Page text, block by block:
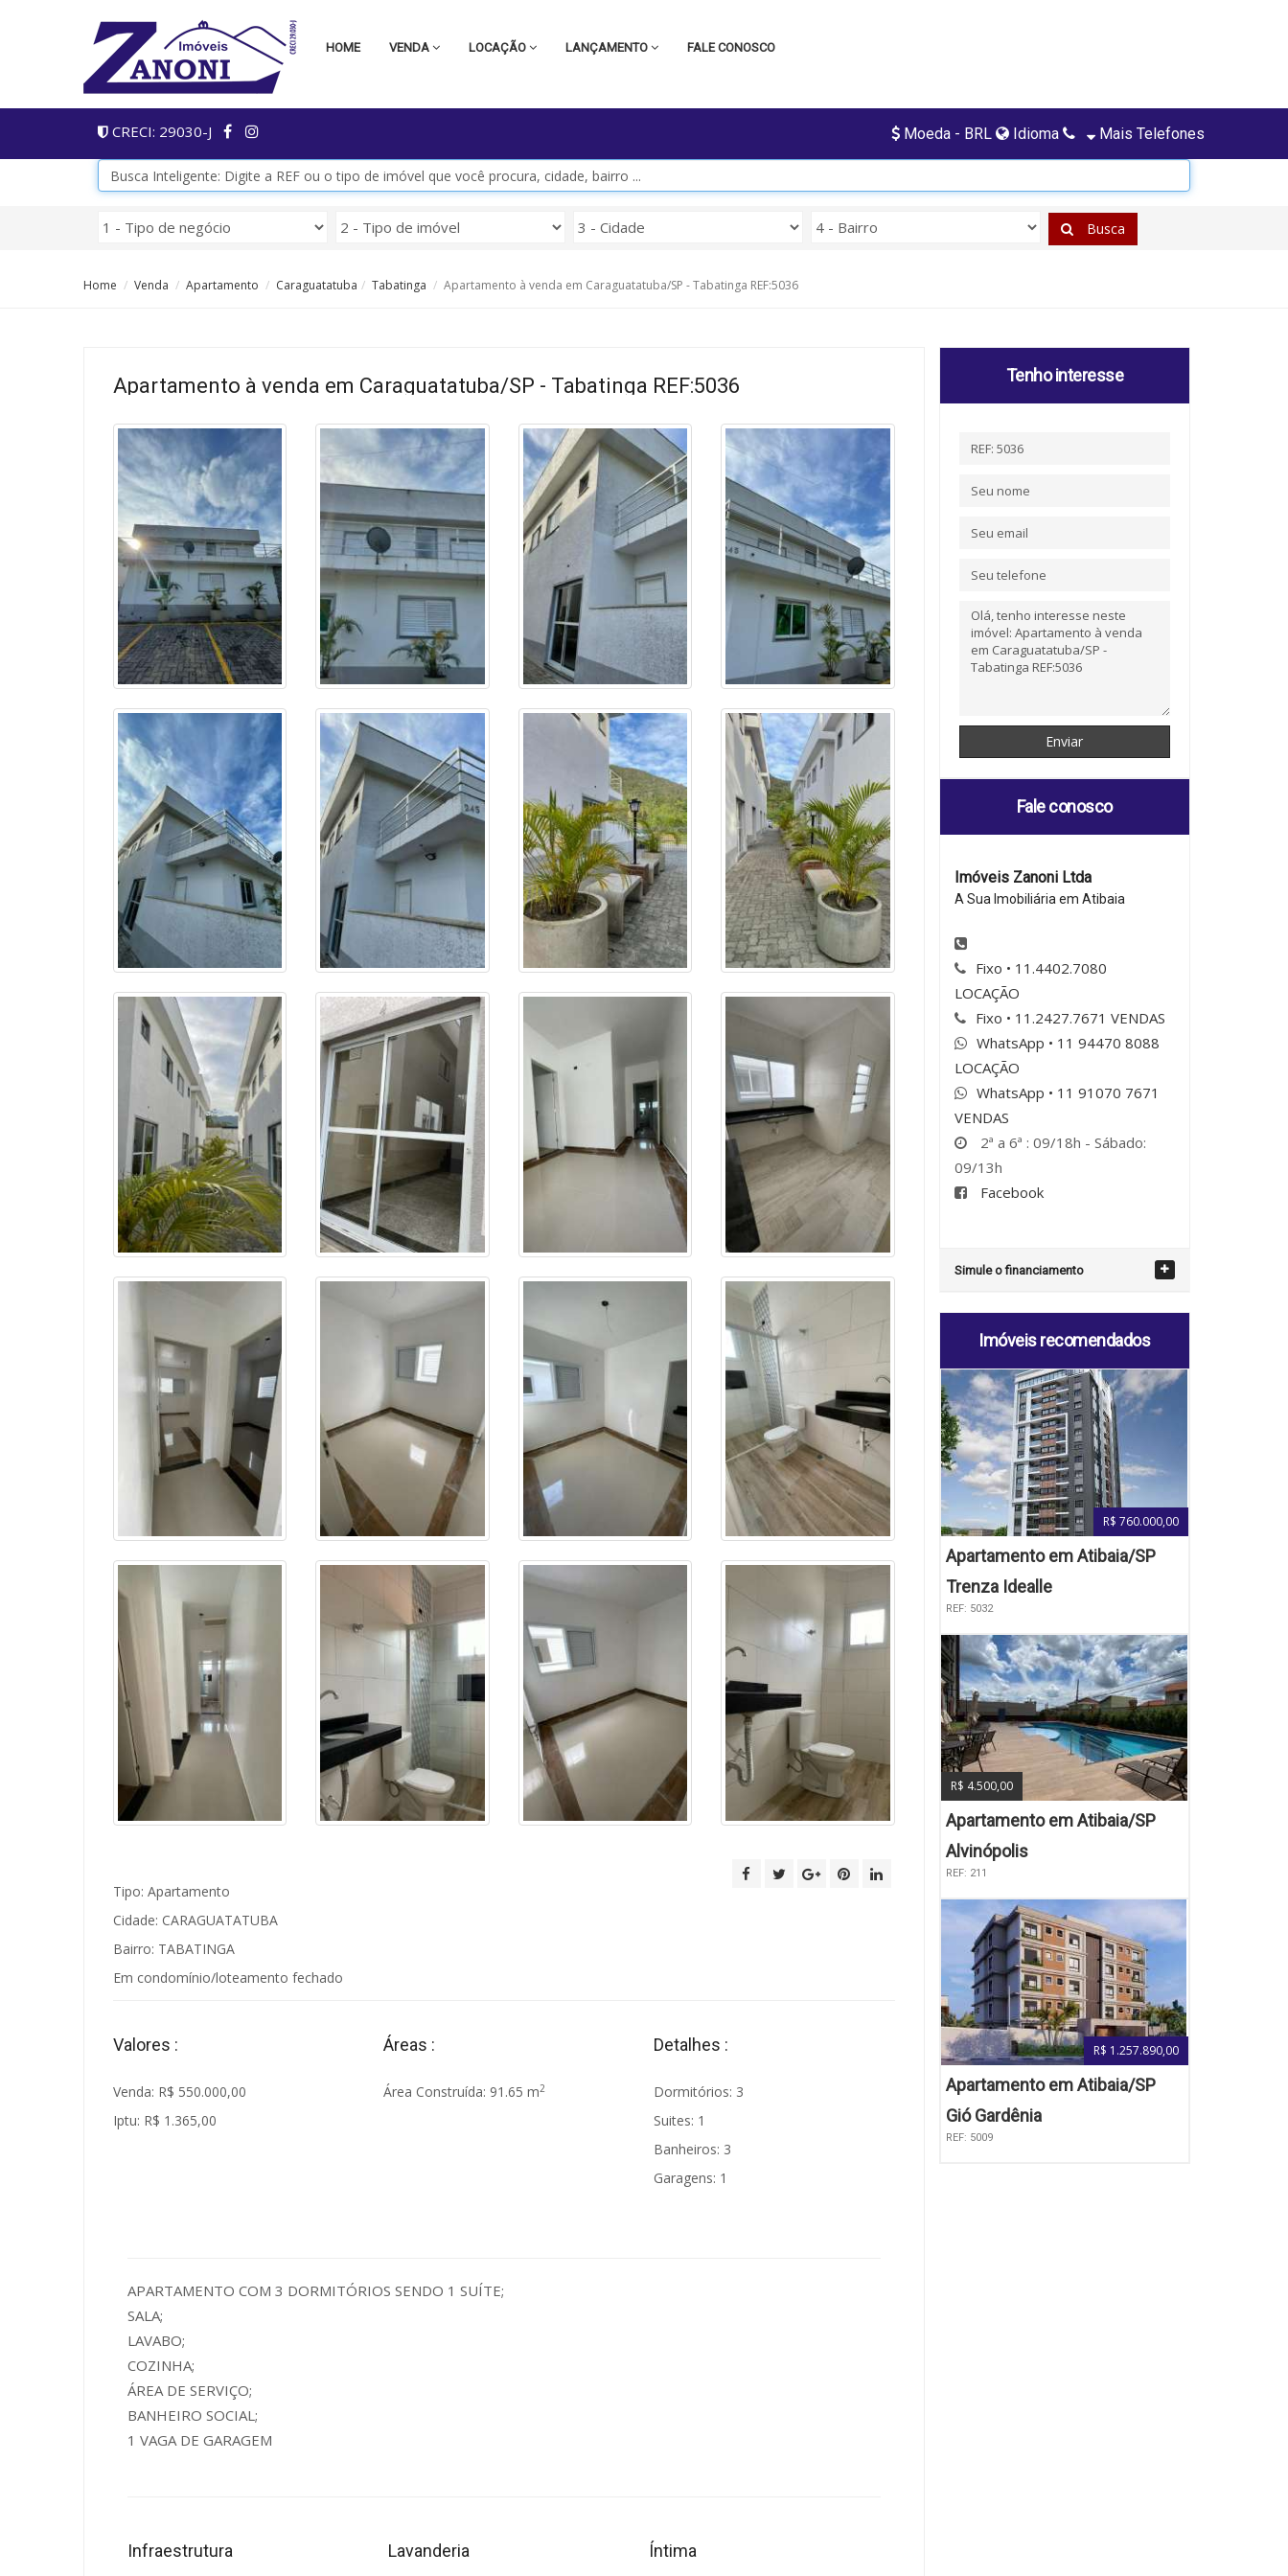
HOME VENDA LOCAÇÃO LANÇAMENTO FALE CONOSCO
CRECI: 29030-J Moeda - BRL Idioma Mais Telefones
Busca
Home Venda Apartamento Caraguatatuba Tabatinga Apartamento à venda em Caraguatatuba/SP - Tabatinga REF:5036
Apartamento à venda em Caraguatatuba/SP - Tabatinga REF:5036
Tipo: Apartamento
Cidade: CARAGUATATUBA
Bairro: TABATINGA
Em condomínio/loteamento fechado
Valores :
Venda: R$ 550.000,00
Iptu: R$ 1.365,00
Áreas :
Área Construída: 91.65 m2
Detalhes :
Dormitórios: 3
Suites: 1
Banheiros: 3
Garagens: 1
APARTAMENTO COM 3 DORMITÓRIOS SENDO 1 SUÍTE;
SALA;
LAVABO;
COZINHA;
ÁREA DE SERVIÇO;
BANHEIRO SOCIAL;
1 VAGA DE GARAGEM
Infraestrutura Lavanderia Íntima
Tenho interesse
Fale conosco
Imóveis Zanoni Ltda
A Sua Imobiliária em Atibaia
Fixo • 11.4402.7080
LOCAÇÃO
Fixo • 11.2427.7671 VENDAS
WhatsApp • 11 94470 8088
LOCAÇÃO
WhatsApp • 11 91070 7671
VENDAS
2ª a 6ª : 09/18h - Sábado:
09/13h
Facebook
Simule o financiamento
Imóveis recomendados
R$ 760.000,00
Apartamento em Atibaia/SP
Trenza Idealle
REF: 5032
R$ 4.500,00
Apartamento em Atibaia/SP
Alvinópolis
REF: 211
R$ 1.257.890,00
Apartamento em Atibaia/SP
Gió Gardênia
REF: 5009